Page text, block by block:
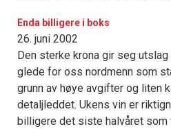
Enda billigere i boks
26. juni 2002
Den sterke krona gir seg
glede for oss nordmenn som
grunn av høye avgifter og liten
detaljleddet. Ukens vin er
billigere det siste halvåret